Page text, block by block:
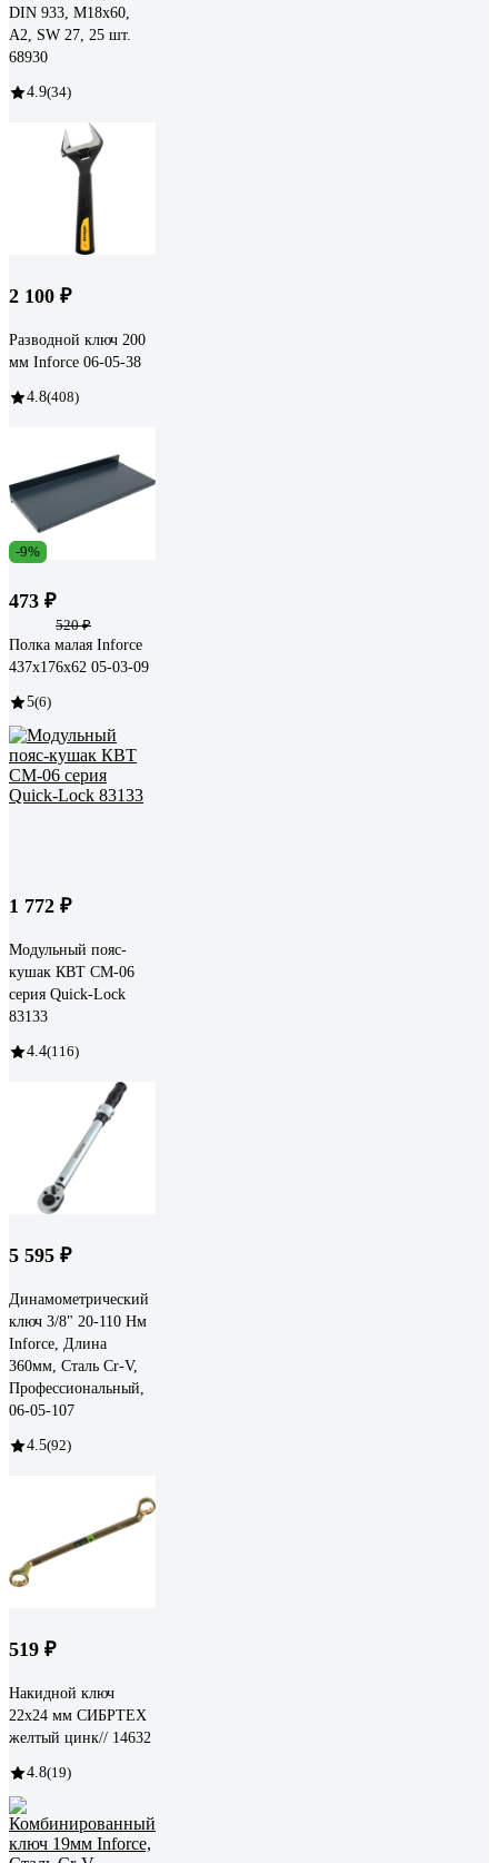
DIN 933, М18x60,
A2, SW 27, 25 шт.
68930
4.9(34)
2 100 ₽
Разводной ключ 200
мм Inforce 06-05-38
4.8(408)
-9%
473 ₽
520 ₽
Полка малая Inforce
437х176х62 05-03-09
5(6)
1 772 ₽
Модульный пояс-
кушак КВТ СМ-06
серия Quick-Lock
83133
4.4(116)
5 595 ₽
Динамометрический
ключ 3/8" 20-110 Нм
Inforce, Длина
360мм, Сталь Cr-V,
Профессиональный,
06-05-107
4.5(92)
519 ₽
Накидной ключ
22х24 мм СИБРТЕХ
желтый цинк// 14632
4.8(19)